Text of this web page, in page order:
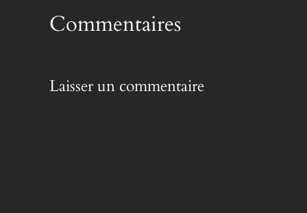
Commentaires
Laisser un commentaire